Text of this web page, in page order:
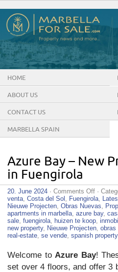
HOME
ABOUT US
CONTACT US
MARBELLA SPAIN
Azure Bay – New
in Fuengirola
20. June 2024 · Comments Offon
Azure
Bay
–
New
Property
For
·
venta Costa del Sol Fuengirola
Nieuwe Projecten Obras Nuevas
apartments in marbella azure bay,
sale fuengirola huizen te koop
new property, Nieuwe Projecten obras
real-estate se vende spanish property
Welcome to Azure Bay!
set over 4 floors, and offer 3